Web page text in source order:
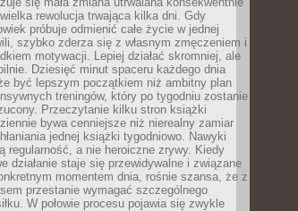
rewolucja trwająca kilka dni. Gdy
próbuje odmienić całe życie w jednej
szybko zderza się z własnym zmęczeniem i
motywacji. Lepiej działać skromniej, ale
Dziesięć minut spaceru każdego dnia
być lepszym początkiem niż ambitny plan
treningów, który po tygodniu zostanie
Przeczytanie kilku stron książki
bywa cenniejsze niż nierealny zamiar
jednej książki tygodniowo. Nawyki
regularność, a nie heroiczne zrywy. Kiedy
działanie staje się przewidywalne i związane
momentem dnia, rośnie szansa, że z
przestanie wymagać szczególnego
W połowie procesu pojawia się zwykle